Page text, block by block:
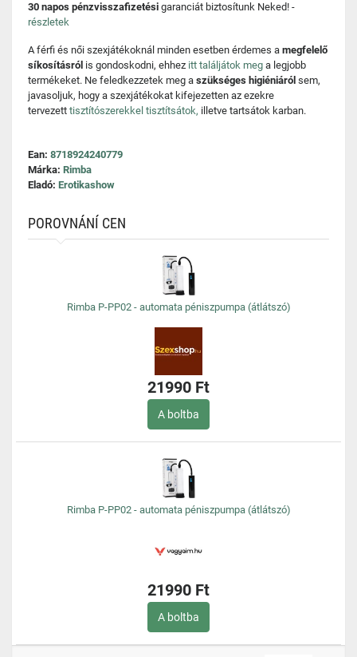
30 napos pénzvisszafizetési garanciát biztosítunk Neked! -
részletek
A férfi és női szexjátékoknál minden esetben érdemes a megfelelő
síkosításról is gondoskodni, ehhez itt találjátok meg a legjobb
termékeket. Ne feledkezzetek meg a szükséges higiéniáról sem,
javasoljuk, hogy a szexjátékokat kifejezetten az ezekre
tervezett tisztítószerekkel tisztítsátok, illetve tartsátok karban.
Ean: 8718924240779
Márka: Rimba
Eladó: Erotikashow
POROVNÁNÍ CEN
Rimba P-PP02 - automata péniszpumpa (átlátszó)
21990 Ft
A boltba
Rimba P-PP02 - automata péniszpumpa (átlátszó)
21990 Ft
A boltba